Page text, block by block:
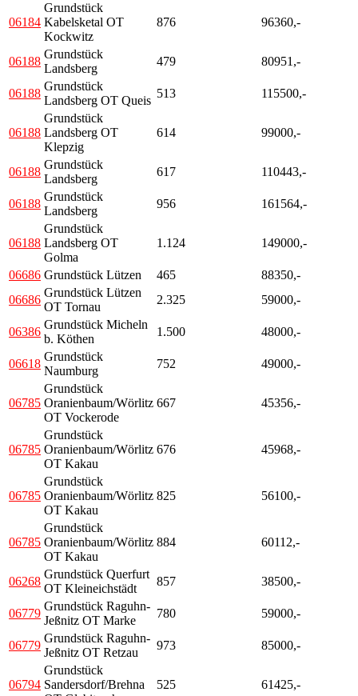
06184
Grundstück
Kabelsketal OT
Kockwitz
876 96360,-
06188
Grundstück
Landsberg
479 80951,-
06188
Grundstück
Landsberg OT Queis
513 115500,-
06188
Grundstück
Landsberg OT
Klepzig
614 99000,-
06188
Grundstück
Landsberg
617 110443,-
06188
Grundstück
Landsberg
956 161564,-
06188
Grundstück
Landsberg OT
Golma
1.124 149000,-
06686 Grundstück Lützen 465
88350,-
06686
Grundstück Lützen
OT Tornau
2.325 59000,-
06386
Grundstück Micheln
b. Köthen
1.500 48000,-
06618
Grundstück
Naumburg
752 49000,-
06785
Grundstück
Oranienbaum/Wörlitz
OT Vockerode
667 45356,-
06785
Grundstück
Oranienbaum/Wörlitz
OT Kakau
676 45968,-
06785
Grundstück
Oranienbaum/Wörlitz
OT Kakau
825 56100,-
06785
Grundstück
Oranienbaum/Wörlitz
OT Kakau
884 60112,-
06268
Grundstück Querfurt
OT Kleineichstädt
857 38500,-
06779
Grundstück Raguhn-
Jeßnitz OT Marke
780 59000,-
06779
Grundstück Raguhn-
Jeßnitz OT Retzau
973 85000,-
06794
Grundstück
Sandersdorf/Brehna
525 61425,-